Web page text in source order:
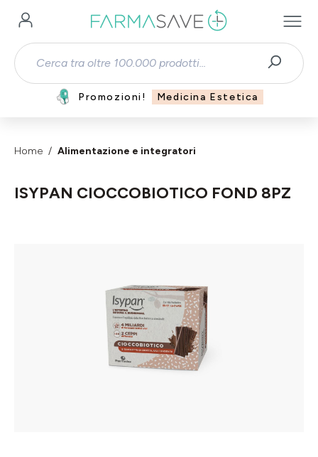
Passa al contenuto principale
Promozioni! Medicina Estetica
Home Alimentazione e integratori
ISYPAN CIOCCOBIOTICO FOND 8PZ